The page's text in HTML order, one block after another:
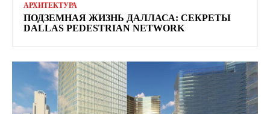
АРХИТЕКТУРА
ПОДЗЕМНАЯ ЖИЗНЬ ДАЛЛАСА: СЕКРЕТЫ
DALLAS PEDESTRIAN NETWORK